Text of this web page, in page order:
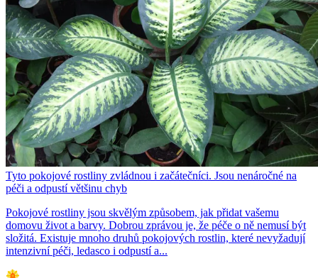
Tyto pokojové rostliny zvládnou i začátečníci. Jsou nenáročné na
péči a odpustí většinu chyb
Pokojové rostliny jsou skvělým způsobem, jak přidat vašemu
domovu život a barvy. Dobrou zprávou je, že péče o ně nemusí být
složitá. Existuje mnoho druhů pokojových rostlin, které nevyžadují
intenzivní péči, ledasco i odpustí a...